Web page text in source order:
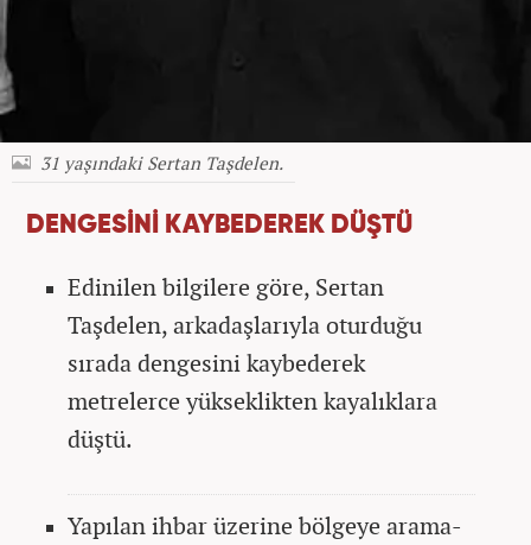
31 yaşındaki Sertan Taşdelen.
DENGESİNİ KAYBEDEREK DÜŞTÜ
Edinilen bilgilere göre, Sertan
Taşdelen, arkadaşlarıyla oturduğu
sırada dengesini kaybederek
metrelerce yükseklikten kayalıklara
düştü.
Yapılan ihbar üzerine bölgeye arama-